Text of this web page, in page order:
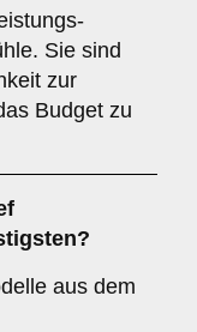
Sie sind
zur
Budget zu
aus dem